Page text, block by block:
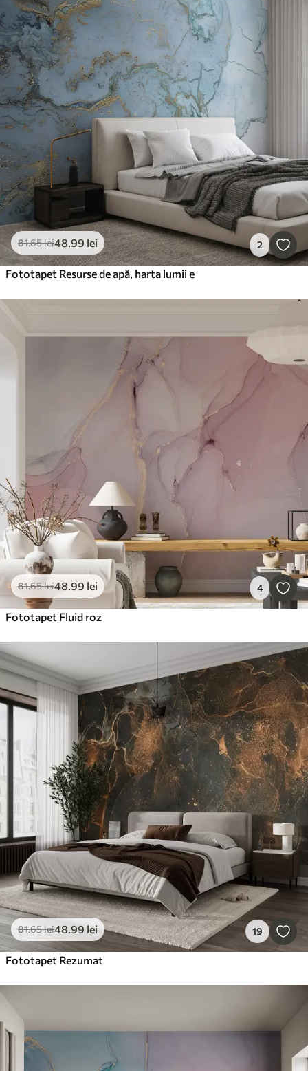
81.65lei48.99 lei 2
Fototapet Resurse de apă, harta lumii e
81.65lei48.99 lei 4
Fototapet Fluid roz
81.65lei48.99 lei 19
Fototapet Rezumat